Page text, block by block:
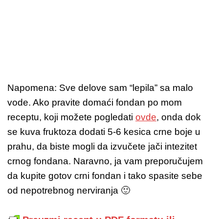
Napomena: Sve delove sam “lepila” sa malo
vode. Ako pravite domaći fondan po mom
receptu, koji možete pogledati ovde, onda dok
se kuva fruktoza dodati 5-6 kesica crne boje u
prahu, da biste mogli da izvučete jači intezitet
crnog fondana. Naravno, ja vam preporučujem
da kupite gotov crni fondan i tako spasite sebe
od nepotrebnog nerviranja 🙂